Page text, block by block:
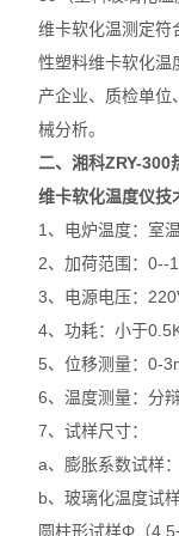
维卡软化温测定
性塑料维卡软化温
产企业、质检单位
械分析。
二、湘科ZRY-300
维卡软化温度仪技
1、电炉温度：室
2、加荷范围：0--
3、电源电压：
4、功耗：小于
5、位移测量：0-
6、温度测量：分
7、试样尺寸：
a、膨胀系数试样
b、玻璃化温度试样
圆柱形试样Φ（